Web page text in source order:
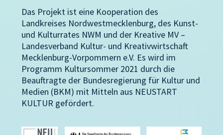
Das Projekt ist eine Kooperation des
Landkreises Nordwestmecklenburg, des Kunst-
und Kulturrates NWM und der Kreative MV –
Landesverband Kultur- und Kreativwirtschaft
Mecklenburg-Vorpommern e.V. Es wird im
Programm Kultursommer 2021 durch die
Beauftragte der Bundesregierung für Kultur und
Medien (BKM) mit Mitteln aus NEUSTART
KULTUR gefördert.